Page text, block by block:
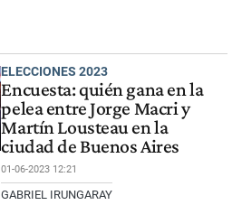
ELECCIONES 2023
Encuesta: quién gana en la
pelea entre Jorge Macri y
Martín Lousteau en la
ciudad de Buenos Aires
01-06-2023 12:21
GABRIEL IRUNGARAY